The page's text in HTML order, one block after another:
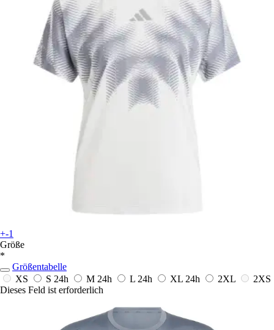
+-1
Größe
*
Größentabelle
XS
S 24h M 24h L 24h XL 24h 2XL
2XS
Dieses Feld ist erforderlich